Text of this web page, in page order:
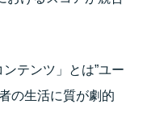
テンツ」とは”ユー
の生活に質が劇的